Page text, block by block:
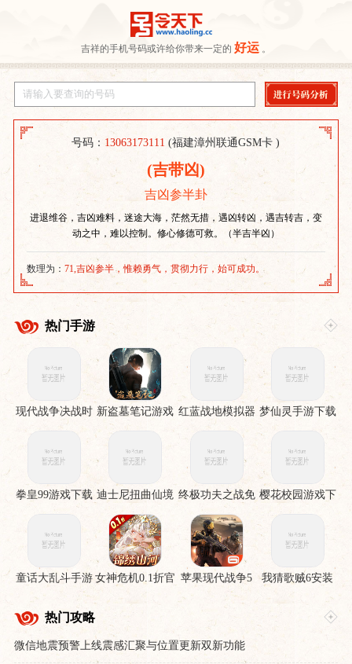
吉祥的手机号码或许给你带来一定的 好运 。
号码： 13063173111 (福建漳州联通GSM卡 )
(吉带凶)
吉凶参半卦
进退维谷，吉凶难料，迷途大海，茫然无措，遇凶转凶，遇吉转吉，变
动之中，难以控制。修心修德可救。（半吉半凶）
数理为：71,吉凶参半，惟赖勇气，贯彻力行，始可成功。
热门手游
现代战争决战时
刻手机版
新盗墓笔记游戏 红蓝战地模拟器
手游
梦仙灵手游下载
拳皇99游戏下载 迪士尼扭曲仙境 终极功夫之战免
费版
樱花校园游戏下
童话大乱斗手游 女神危机0.1折官 苹果现代战争5
眩晕风暴破解直
裝版
我猜歌贼6安装
热门攻略
微信地震预警上线震感汇聚与位置更新双新功能